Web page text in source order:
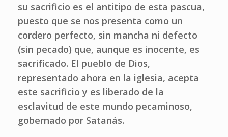
su sacrificio es el antitipo de esta pascua,
puesto que se nos presenta como un
cordero perfecto, sin mancha ni defecto
(sin pecado) que, aunque es inocente, es
sacrificado. El pueblo de Dios,
representado ahora en la iglesia, acepta
este sacrificio y es liberado de la
esclavitud de este mundo pecaminoso,
gobernado por Satanás.